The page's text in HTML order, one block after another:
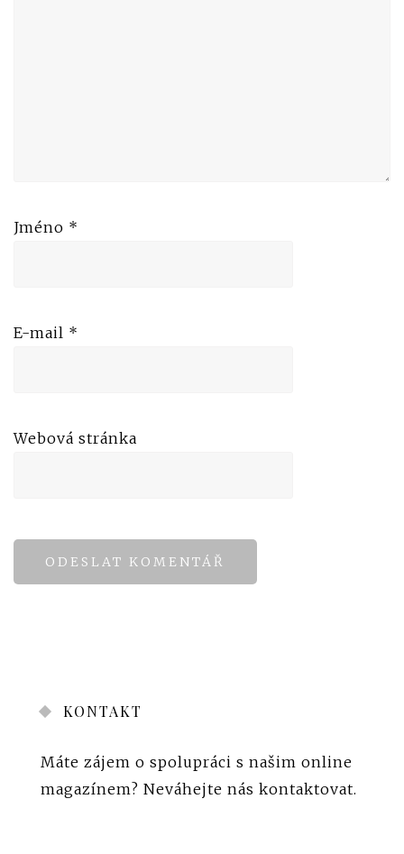
Jméno *
E-mail *
Webová stránka
KONTAKT
Máte zájem o spolupráci s našim online
magazínem? Neváhejte nás kontaktovat.